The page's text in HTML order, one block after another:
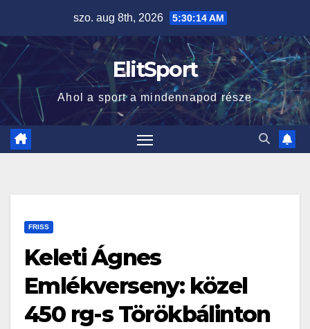
content
szo. aug 8th, 2026 5:30:15 AM
ElitSport
Ahol a sport a mindennapod része
FRISS
Keleti Ágnes
Emlékverseny: közel
450 rg-s Törökbálinton